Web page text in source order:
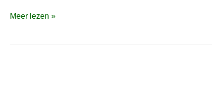
Meer lezen »